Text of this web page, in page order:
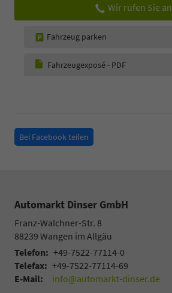
Wir rufen Sie an
Fahrzeug parken
Fahrzeugexposé - PDF
Bei Facebook teilen
Automarkt Dinser GmbH
Franz-Walchner-Str. 8
88239 Wangen im Allgäu
Telefon: +49-7522-77114-0
Telefax: +49-7522-77114-69
E-Mail:
info@automarkt-dinser.de